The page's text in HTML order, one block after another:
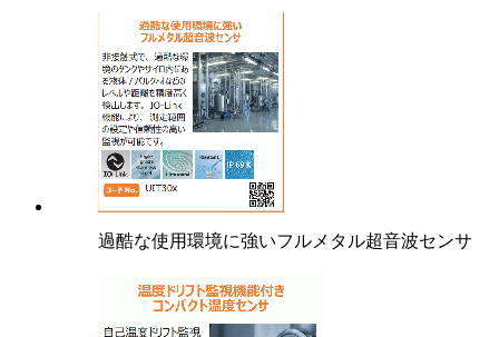
過酷な使用環境に強いフルメタル超音波センサ